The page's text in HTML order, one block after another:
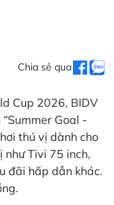
Chia sẻ qua
Cup 2026, BIDV
Goal -
thú vị dành cho
như Tivi 75 inch,
đãi hấp dẫn khác.